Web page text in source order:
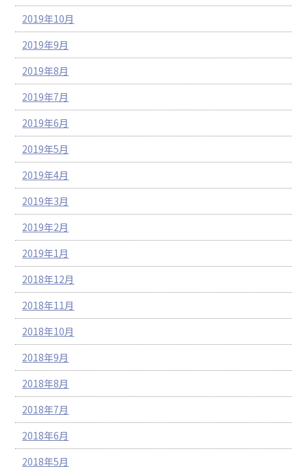
2019年10月
2019年9月
2019年8月
2019年7月
2019年6月
2019年5月
2019年4月
2019年3月
2019年2月
2019年1月
2018年12月
2018年11月
2018年10月
2018年9月
2018年8月
2018年7月
2018年6月
2018年5月